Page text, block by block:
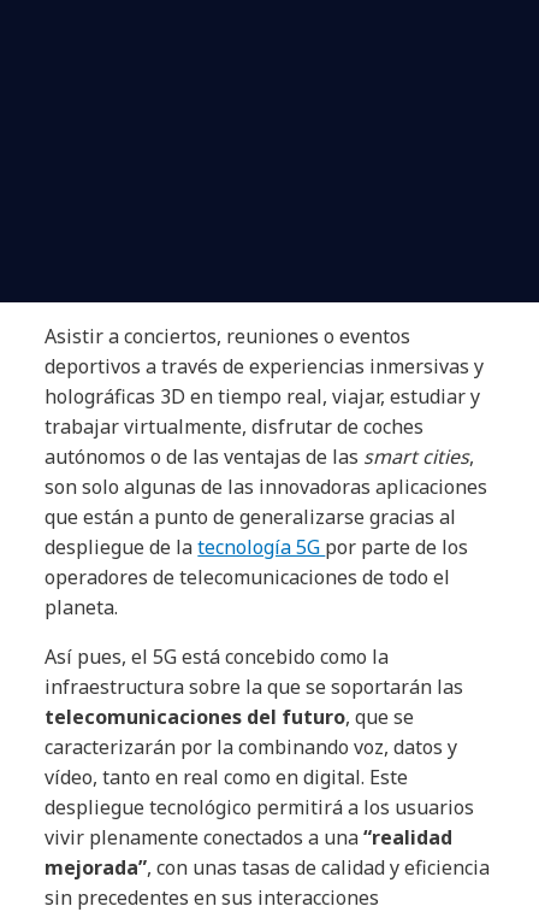
Asistir a conciertos, reuniones o eventos
deportivos a través de experiencias inmersivas y
holográficas 3D en tiempo real, viajar, estudiar y
trabajar virtualmente, disfrutar de coches
autónomos o de las ventajas de las smart cities,
son solo algunas de las innovadoras aplicaciones
que están a punto de generalizarse gracias al
despliegue de latecnología 5G por parte de los
operadores de telecomunicaciones de todo el
planeta.
Así pues, el 5G está concebido como la
infraestructura sobre la que se soportarán las
telecomunicaciones del futuro, que se
caracterizarán por la combinando voz, datos y
vídeo, tanto en real como en digital. Este
despliegue tecnológico permitirá a los usuarios
vivir plenamente conectados a una“realidad
mejorada”, con unas tasas de calidad y eficiencia
sin precedentes en sus interacciones